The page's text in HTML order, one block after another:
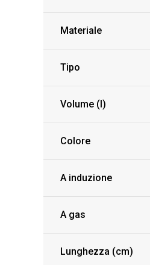
Materiale
Tipo
Volume (l)
Colore
A induzione
A gas
Lunghezza (cm)